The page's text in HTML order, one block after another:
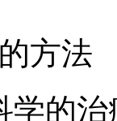
方法
学的